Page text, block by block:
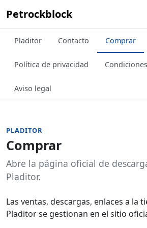
Petrockblock
Pladitor Contacto Comprar
Política de privacidad
Aviso legal
PLADITOR
Comprar
Abre la página oficial de
Pladitor.
Las ventas, descargas, enlaces a la
Pladitor se gestionan en el sitio